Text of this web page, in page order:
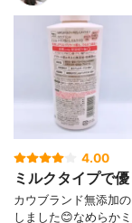
4.00
ミルクタイプで
カウブランド無添加
しました😊なめらか